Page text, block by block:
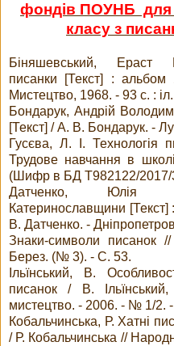
фондів ПОУНБ для
класу з
Біняшевський, Ераст
писанки [Текст] :
Мистецтво, 1968. - 93 с. : іл.
Бондарук, Андрій
[Текст] / А. В. Бондарук. -
Гусєва, Л. І. Технологія
Трудове навчання в
(Шифр в БД Т982122/2017/
Датченко, Юлія
Катеринославщини [Текст]
В. Датченко. -
Знаки-символи писанок
Берез. (№ 3). - С. 53.
Ільїнський, В.
писанок / В.
мистецтво. - 2006. - № 1/2.
Кобальчинська, Р. Хатні
/ Р. Кобальчинська //